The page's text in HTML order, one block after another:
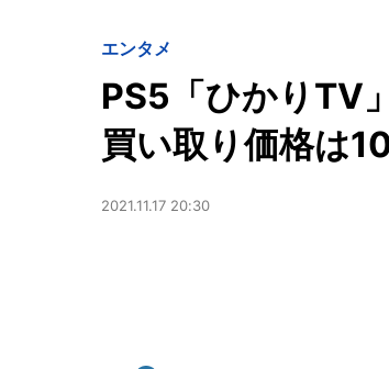
エンタメ
PS5「ひかりTV
買い取り価格は
2021.11.17 20:30